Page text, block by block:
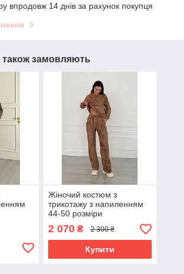
впродовж 14 днів за рахунок покупця
замовляють
Жіночий костюм з
трикотажу з напиленням
44-50 розміри
2 070₴ 2 300 ₴
Купити